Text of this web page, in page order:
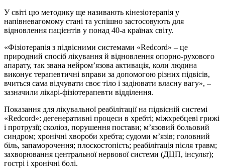
У світі цю методику ще називають кінезіотерапія у
напівневагомому стані та успішно застосовують для
відновлення пацієнтів у понад 40-а країнах світу.
«Фізіотерапія з підвісними системами «Redcord» – це
природний спосіб лікування й відновлення опорно-рухового
апарату, так звана нейром’язова активація, коли людина
виконує терапевтичні вправи за допомогою різних підвісів,
вчиться сама відчувати своє тіло і задіювати власну вагу», –
зазначили лікарі-фізіотерапевти відділення.
Показання для лікувальної реабілітації на підвісній системі
«Redcord»: дегенеративні процеси в хребті; міжхребцеві грижі
і протрузії; сколіоз, порушення постави; м’язовий больовий
синдром; хронічні хвороби хребта; судоми м’язів; головний
біль, запаморочення; плоскостопість; реабілітація після травм;
захворювання центральної нервової системи (ДЦП, інсульт);
гострі і хронічні болі.